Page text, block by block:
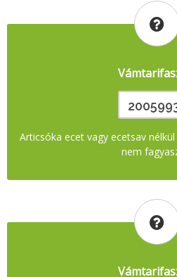
Articsóka ecet vagy ecetsav
nem